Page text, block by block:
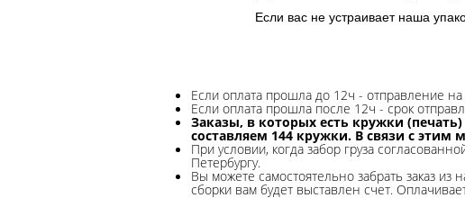
Если вас не устраивает наша
Если оплата прошла до 12ч - отправление
Если оплата прошла после 12ч - срок
Заказы, в которых есть кружки
составляем 144 кружки. В связи с этим
При условии, когда забор груза
Петербургу.
Вы можете самостоятельно забрать заказ из
сборки вам будет выставлен счет.